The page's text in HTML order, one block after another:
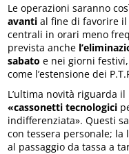
Le operazioni saranno
avanti al fine di favorire il
centrali in orari meno
prevista anche
sabato e nei giorni
come l’estensione dei
L’ultima novità riguarda il
«cassonetti tecnologici
indifferenziata». Questi
con tessera personale;
al passaggio da tassa a